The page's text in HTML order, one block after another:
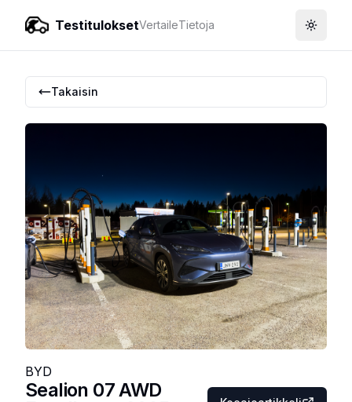
TestituloksetVertaileTietoja Toggle
Takaisin
BYD
Sealion 07 AWD